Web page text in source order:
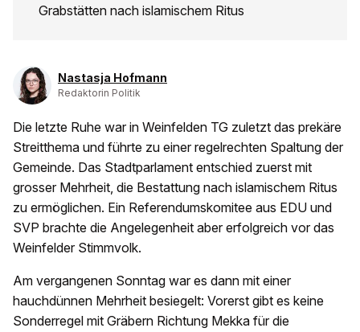
Grabstätten nach islamischem Ritus
Nastasja Hofmann
Redaktorin Politik
Die letzte Ruhe war in Weinfelden TG zuletzt das prekäre
Streitthema und führte zu einer regelrechten Spaltung der
Gemeinde. Das Stadtparlament entschied zuerst mit
grosser Mehrheit, die Bestattung nach islamischem Ritus
zu ermöglichen. Ein Referendumskomitee aus EDU und
SVP brachte die Angelegenheit aber erfolgreich vor das
Weinfelder Stimmvolk.
Am vergangenen Sonntag war es dann mit einer
hauchdünnen Mehrheit besiegelt: Vorerst gibt es keine
Sonderregel mit Gräbern Richtung Mekka für die